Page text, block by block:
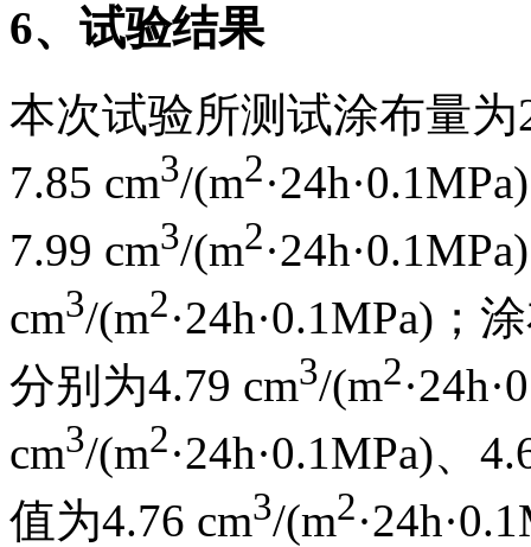
6、试验结果
本次试验所测试涂布量为
7.85 cm3/(m2
7.99 cm3/(m2
cm3/(m2·24h·0.1MPa)；
分别为4.79 cm3/(m2
cm3/(m2·24h·0.1MPa)、
值为4.76 cm3/(m2